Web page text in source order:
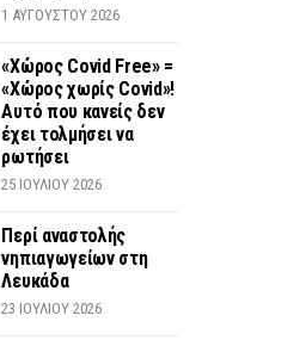
1 ΑΥΓΟΎΣΤΟΥ 2026
«Χώρος Covid Free» =
«Χώρος χωρίς Covid»!
Αυτό που κανείς δεν
έχει τολμήσει να
ρωτήσει
25 ΙΟΥΛΊΟΥ 2026
Περί αναστολής
νηπιαγωγείων στη
Λευκάδα
23 ΙΟΥΛΊΟΥ 2026